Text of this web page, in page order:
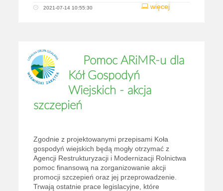
więcej
2021-07-14 10:55:30
Pomoc ARiMR-u dla
Kół Gospodyń
Wiejskich - akcja
szczepień
Zgodnie z projektowanymi przepisami Koła
gospodyń wiejskich będą mogły otrzymać z
Agencji Restrukturyzacji i Modernizacji Rolnictwa
pomoc finansową na zorganizowanie akcji
promocji szczepień oraz jej przeprowadzenie.
Trwają ostatnie prace legislacyjne, które